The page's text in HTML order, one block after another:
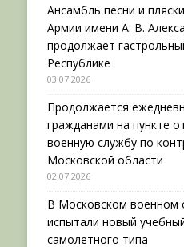
Ансамбль песни и
Армии имени А. В.
продолжает
Республике
03.07.2026
Продолжается
гражданами на пункте
военную службу по
Московской области
02.07.2026
В Московском военном
испытали новый
самолетного типа